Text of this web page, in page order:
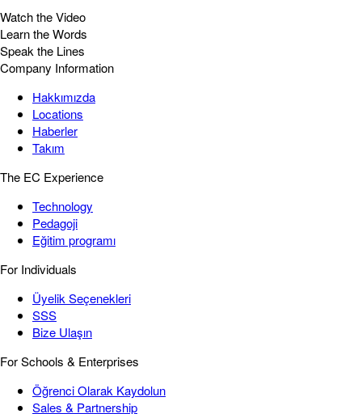
Watch the Video
Learn the Words
Speak the Lines
Company Information
Hakkımızda
Locations
Haberler
Takım
The EC Experience
Technology
Pedagoji
Eğitim programı
For Individuals
Üyelik Seçenekleri
SSS
Bize Ulaşın
For Schools & Enterprises
Öğrenci Olarak Kaydolun
Sales & Partnership